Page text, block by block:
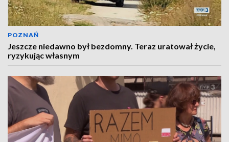
POZNAŃ
Jeszcze niedawno był bezdomny. Teraz uratował życie,
ryzykując własnym